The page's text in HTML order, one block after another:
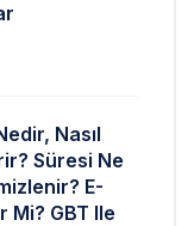
Nasıl
Süresi Ne
E-
Mi? GBT Ile